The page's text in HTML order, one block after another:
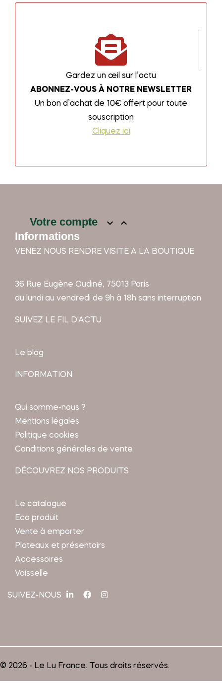
Gardez un œil sur l’actu
ABONNEZ-VOUS À NOTRE NEWSLETTER
Un bon d’achat de 10€ offert pour toute
souscription
Cliquez ici
Votre compte  
Informations
VENEZ NOUS RENDRE VISITE A LA BOUTIQUE
36 Rue Eugène Oudiné, 75013 Paris
du lundi au vendredi de 9h à 18h sans interruption
SUIVEZ LE FIL D'ACTU
Le blog
INFORMATION
Qui somme-nous ?
Mentions légales
Politique cookies
Conditions générales de vente
DÉCOUVREZ NOS PRODUITS
Le catalogue
Eco produit
Vente à emporter
Plateaux et présentoirs
Accessoires
Vaisselle
SUIVEZ-NOUS
© 2026 - Le Lu France. Tous droits réservés.